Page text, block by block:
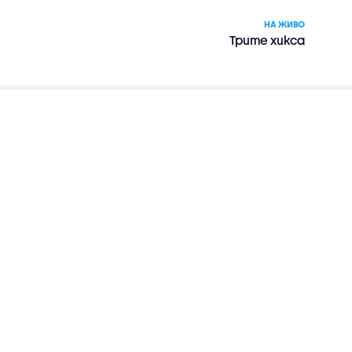
НА ЖИВО
Трите хикса